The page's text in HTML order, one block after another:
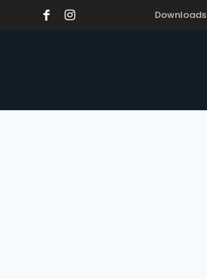
Downloads